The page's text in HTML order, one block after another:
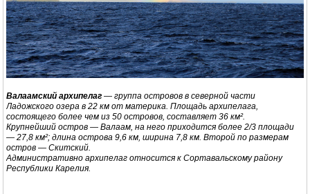
Валаамский архипелаг — группа островов в северной части
Ладожского озера в 22 км от материка. Площадь архипелага,
состоящего более чем из 50 островов, составляет 36 км².
Крупнейший остров — Валаам, на него приходится более 2/3 площади
— 27,8 км²; длина острова 9,6 км, ширина 7,8 км. Второй по размерам
остров — Скитский.
Административно архипелаг относится к Сортавальскому району
Республики Карелия.